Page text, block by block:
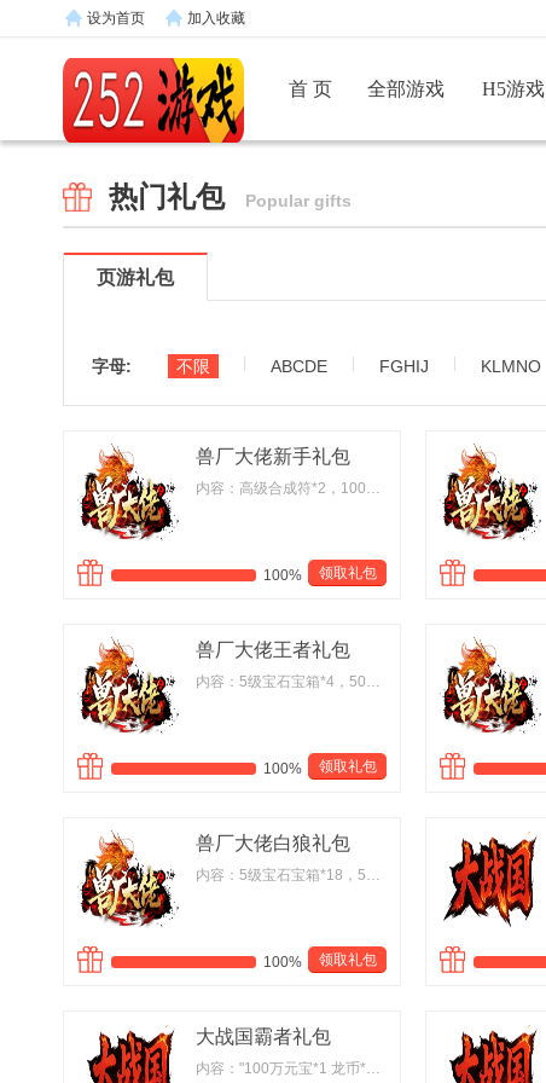
设为首页 加入收藏
首 页 全部游戏 H5游戏
热门礼包 Popular gifts
页游礼包
字母: 不限 ABCDE FGHIJ KLMNO
兽厂大佬新手礼包
内容：高级合成符*2，100灵兽气息*2，1级宝石宝箱*2，青龙灵珠(中)*2
100% 领取礼包
兽厂大佬王者礼包
内容：5级宝石宝箱*4，500灵兽气息*2，50万元宝(绑)*3，白虎灵珠(中)*10
100% 领取礼包
兽厂大佬白狼礼包
内容：5级宝石宝箱*18，500灵兽气息*10，100万元宝(绑)*10，白虎灵珠(中)*45
100% 领取礼包
大战国霸者礼包
内容："100万元宝*1 龙币*1000 探宝令*10"